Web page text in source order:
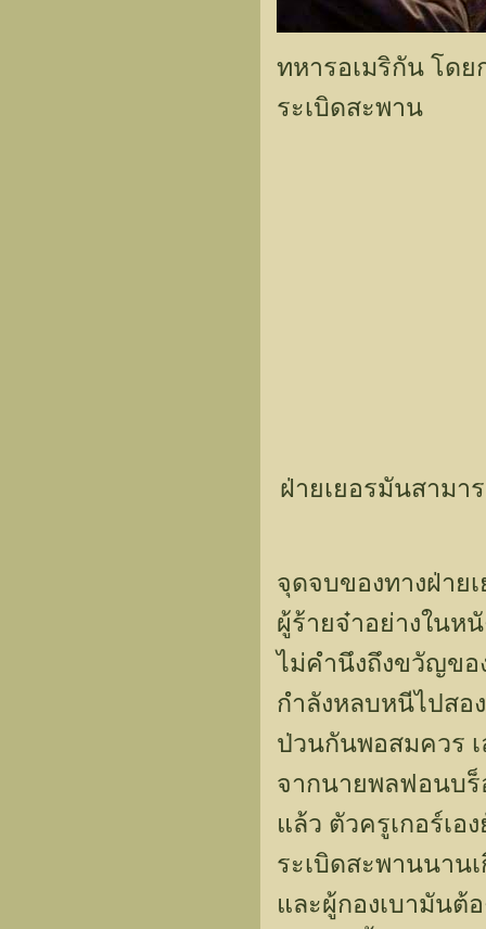
ทหารอเมริกัน โด
ระเบิดสะพาน
ฝ่ายเยอรมันสาม
จุดจบของทางฝ่าย
ผู้ร้ายจ๋าอย่างในห
ไม่คำนึงถึงขวัญขอ
กำลังหลบหนีไปสอ
ป่วนกันพอสมควร
จากนายพลฟอนบร็
แล้ว ตัวครูเกอร์เอ
ระเบิดสะพานนาน
และผู้กองเบามันต้